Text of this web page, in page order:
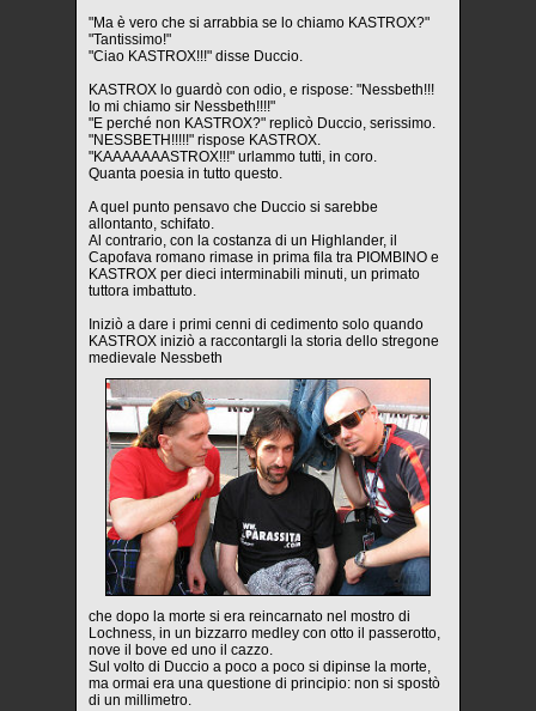
"Ma è vero che si arrabbia se lo chiamo KASTROX?"
"Tantissimo!"
"Ciao KASTROX!!!" disse Duccio.
KASTROX lo guardò con odio, e rispose: "Nessbeth!!!
Io mi chiamo sir Nessbeth!!!!"
"E perché non KASTROX?" replicò Duccio, serissimo.
"NESSBETH!!!!!" rispose KASTROX.
"KAAAAAAASTROX!!!" urlammo tutti, in coro.
Quanta poesia in tutto questo.
A quel punto pensavo che Duccio si sarebbe
allontanto, schifato.
Al contrario, con la costanza di un Highlander, il
Capofava romano rimase in prima fila tra PIOMBINO e
KASTROX per dieci interminabili minuti, un primato
tuttora imbattuto.
Iniziò a dare i primi cenni di cedimento solo quando
KASTROX iniziò a raccontargli la storia dello stregone
medievale Nessbeth
che dopo la morte si era reincarnato nel mostro di
Lochness, in un bizzarro medley con otto il passerotto,
nove il bove ed uno il cazzo.
Sul volto di Duccio a poco a poco si dipinse la morte,
ma ormai era una questione di principio: non si spostò
di un millimetro.